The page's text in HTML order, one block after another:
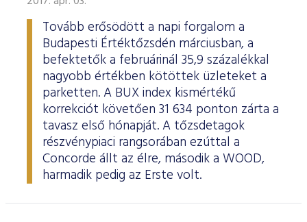
ESG Útmutató
Tovább erősödött a napi forgalom a
Budapesti Értéktőzsdén márciusban, a
befektetők a februárinál 35,9 százalékkal
nagyobb értékben kötöttek üzleteket a
parketten. A BUX index kismértékű
korrekciót követően 31 634 ponton zárta a
tavasz első hónapját. A tőzsdetagok
részvénypiaci rangsorában ezúttal a
Concorde állt az élre, második a WOOD,
harmadik pedig az Erste volt.